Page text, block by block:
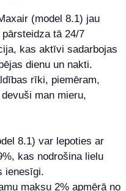
(model 8.1) jau
tā 24/7
kas aktīvi sadarbojas
dienu un nakti.
rīki, piemēram,
man mieru,
8.1) var lepoties ar
kas nodrošina lielu
ienesīgi.
maksu 2% apmērā no